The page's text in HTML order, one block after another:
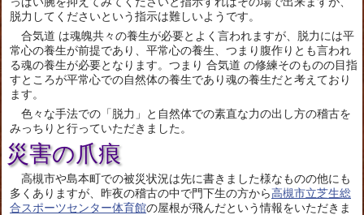
脱力してくださいという指示は難しいようです。
合気道 は魂魄共々の養生が必要とよく言われますが、脱力には平
常心の養生が前提であり、平常心の養生、つまり腹作りとも言われ
る魂の養生が必要となります。つまり 合気道 の修練そのものの目指
すところが平常心での自然体の養生であり魂の養生だと考えており
ます。
色々な手法での「脱力」と自然体での素直な力の出し方の稽古を
みっちりと行っていただきました。
災害の爪痕
高槻市や島本町での被災状況は先に書きました様なものの他にも
多くありますが、昨夜の稽古の中で門下生の方から高槻市立芝生総
合スポーツセンター体育館の屋根が飛んだという情報をいただきま